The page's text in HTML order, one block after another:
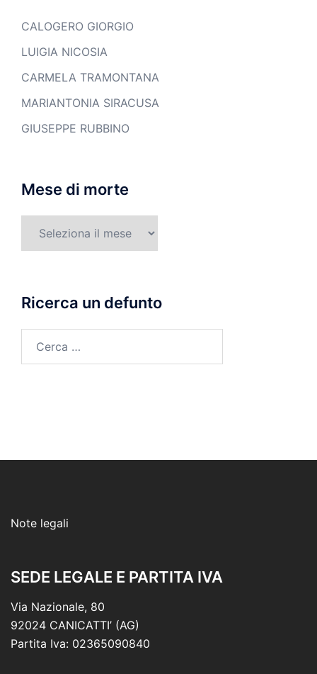
CALOGERO GIORGIO
LUIGIA NICOSIA
CARMELA TRAMONTANA
MARIANTONIA SIRACUSA
GIUSEPPE RUBBINO
Mese di morte
Ricerca un defunto
Note legali
SEDE LEGALE E PARTITA IVA
Via Nazionale, 80
92024 CANICATTI’ (AG)
Partita Iva: 02365090840